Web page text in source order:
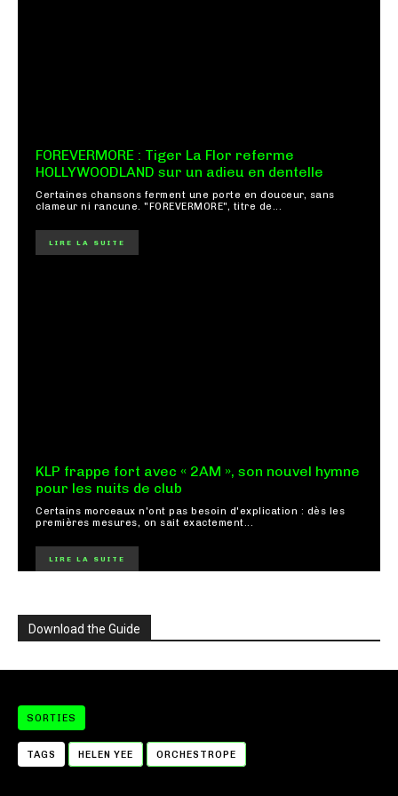
FOREVERMORE : Tiger La Flor referme
HOLLYWOODLAND sur un adieu en dentelle
Certaines chansons ferment une porte en douceur, sans
clameur ni rancune. "FOREVERMORE", titre de...
LIRE LA SUITE
KLP frappe fort avec « 2AM », son nouvel hymne
pour les nuits de club
Certains morceaux n'ont pas besoin d'explication : dès les
premières mesures, on sait exactement...
LIRE LA SUITE
Download the Guide
SORTIES
TAGS HELEN YEE ORCHESTROPE